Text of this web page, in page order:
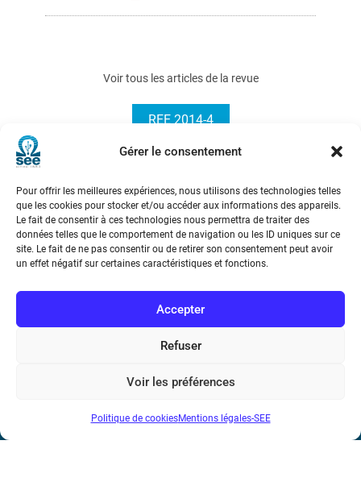
Gérer le consentement
Pour offrir les meilleures expériences, nous utilisons des technologies telles
que les cookies pour stocker et/ou accéder aux informations des appareils.
Le fait de consentir à ces technologies nous permettra de traiter des
données telles que le comportement de navigation ou les ID uniques sur ce
site. Le fait de ne pas consentir ou de retirer son consentement peut avoir
un effet négatif sur certaines caractéristiques et fonctions.
Accepter
Refuser
Voir les préférences
Politique de cookiesMentions légales-SEE
Voir tous les articles de la revue
REE 2014-4
Société de l’Electricité, de l’Electronique et des Technologies
75116 Paris
Téléphone : (+33) 1 56 90 37 17
N° de SIREN : 785 393 232, Code APE : 9412Z TVA intra-